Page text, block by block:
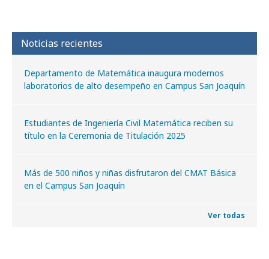
Noticias recientes
Departamento de Matemática inaugura modernos
laboratorios de alto desempeño en Campus San Joaquín
Estudiantes de Ingeniería Civil Matemática reciben su
título en la Ceremonia de Titulación 2025
Más de 500 niños y niñas disfrutaron del CMAT Básica
en el Campus San Joaquín
Ver todas